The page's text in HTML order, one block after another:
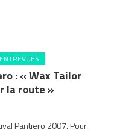
: « Wax Tailor
la route »
Pantiero 2007. Pour